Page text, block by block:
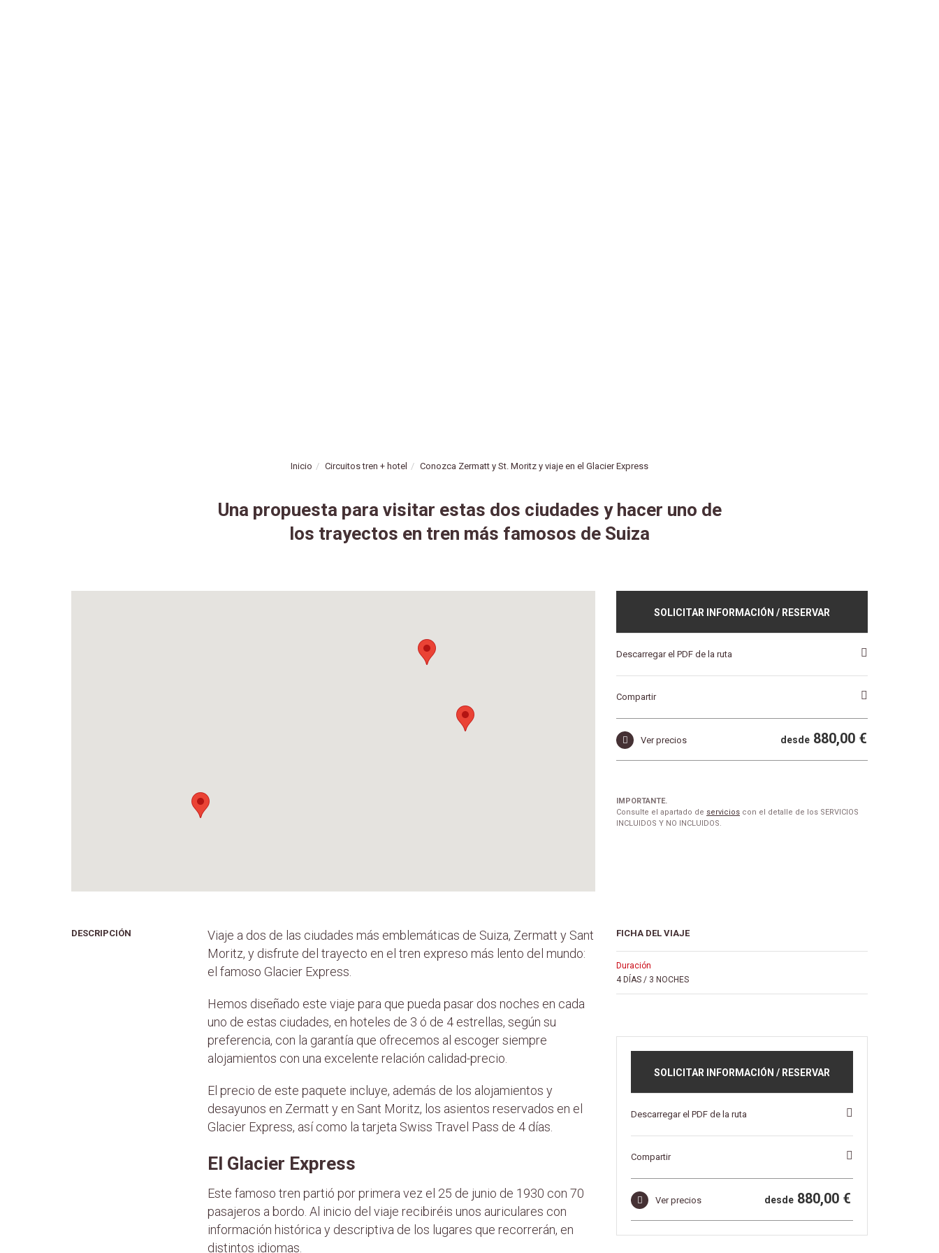
Inicio Circuitos tren + hotel Conozca Zermatt y St. Moritz y viaje en el Glacier Express
Una propuesta para visitar estas dos ciudades y hacer uno de
los trayectos en tren más famosos de Suiza
SOLICITAR INFORMACIÓN / RESERVAR
Descarregar el PDF de la ruta
Compartir
Ver precios desde 880,00 €
IMPORTANTE.
Consulte el apartado de servicios con el detalle de los SERVICIOS
INCLUIDOS Y NO INCLUIDOS.
DESCRIPCIÓN
Viaje a dos de las ciudades más emblemáticas de Suiza, Zermatt y Sant
Moritz, y disfrute del trayecto en el tren expreso más lento del mundo:
el famoso Glacier Express.
Hemos diseñado este viaje para que pueda pasar dos noches en cada
uno de estas ciudades, en hoteles de 3 ó de 4 estrellas, según su
preferencia, con la garantía que ofrecemos al escoger siempre
alojamientos con una excelente relación calidad-precio.
El precio de este paquete incluye, además de los alojamientos y
desayunos en Zermatt y en Sant Moritz, los asientos reservados en el
Glacier Express, así como la tarjeta Swiss Travel Pass de 4 días.
El Glacier Express
Este famoso tren partió por primera vez el 25 de junio de 1930 con 70
pasajeros a bordo. Al inicio del viaje recibiréis unos auriculares con
información histórica y descriptiva de los lugares que recorrerán, en
distintos idiomas.
FICHA DEL VIAJE
duración
4 DÍAS / 3 NOCHES
SOLICITAR INFORMACIÓN / RESERVAR
Descarregar el PDF de la ruta
Compartir
Ver precios desde 880,00 €